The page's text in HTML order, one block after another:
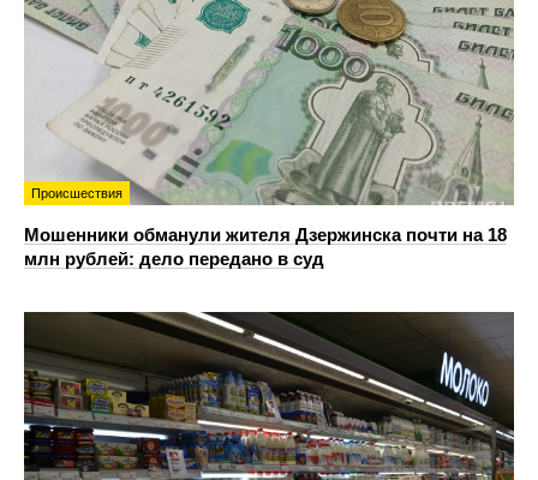
Происшествия
Мошенники обманули жителя Дзержинска почти на 18
млн рублей: дело передано в суд